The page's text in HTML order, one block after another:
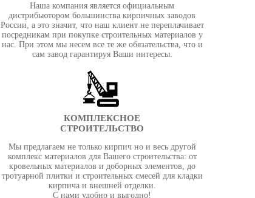
Наша компания является официальным
дистрибьютором большинства кирпичных заводов
России, а это значит, что наш клиент не переплачивает
посредникам при покупке строительных материалов у
нас. При этом мы несем все те же обязательcтва, что и
сам завод гарантируя Ваши интересы.
КОМПЛЕКСНОЕ
СТРОИТЕЛЬСТВО
Мы предлагаем не только кирпич но и весь другой
комплекс материалов для Вашего строительства: от
кровельных материалов и доборных элементов, до
тротуарной плитки и строительных смесей для кладки
кирпича и внешней отделки.
С нами удобно и выгодно!